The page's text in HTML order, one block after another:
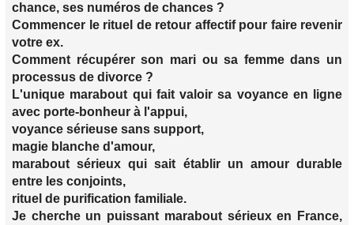
chance, ses numéros de chances ?
Commencer le rituel de retour affectif pour faire revenir
votre ex.
Comment récupérer son mari ou sa femme dans un
processus de divorce ?
L'unique marabout qui fait valoir sa voyance en ligne
avec porte-bonheur à l'appui,
voyance sérieuse sans support,
magie blanche d'amour,
marabout sérieux qui sait établir un amour durable
entre les conjoints,
rituel de purification familiale.
Je cherche un puissant marabout sérieux en France,